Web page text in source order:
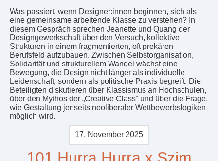
Was passiert, wenn Designer:innen beginnen, sich als
eine gemeinsame arbeitende Klasse zu verstehen? In
diesem Gespräch sprechen Jeanette und Quang der
Designgewerkschaft über den Versuch, kollektive
Strukturen in einem fragmentierten, oft prekären
Berufsfeld aufzubauen. Zwischen Selbstorganisation,
Solidarität und strukturellem Wandel wächst eine
Bewegung, die Design nicht länger als individuelle
Leidenschaft, sondern als politische Praxis begreift. Die
Beteiligten diskutieren über Klassismus an Hochschulen,
über den Mythos der „Creative Class“ und über die Frage,
wie Gestaltung jenseits neoliberaler Wettbewerbslogiken
möglich wird.
17. November 2025